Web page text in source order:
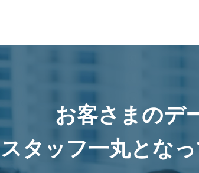
お客さまのデ
スタッフ一丸とな